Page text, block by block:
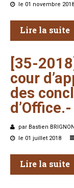
le 01 novembre 2018
Lire la suite
[35-
cour
des
d’Office.-
par Bastien
le 01 juillet 2018
Lire la suite